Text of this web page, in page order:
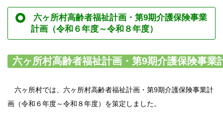
六ヶ所村高齢者福祉計画・第9期介護保険事業
計画（令和６年度～令和８年度）
六ヶ所村高齢者福祉計画・第9期介護保険事
六ヶ所村では、 六ヶ所村高齢者福祉計画・第9期介護保険事業計
画（令和６年度～令和８年度）を策定しました。